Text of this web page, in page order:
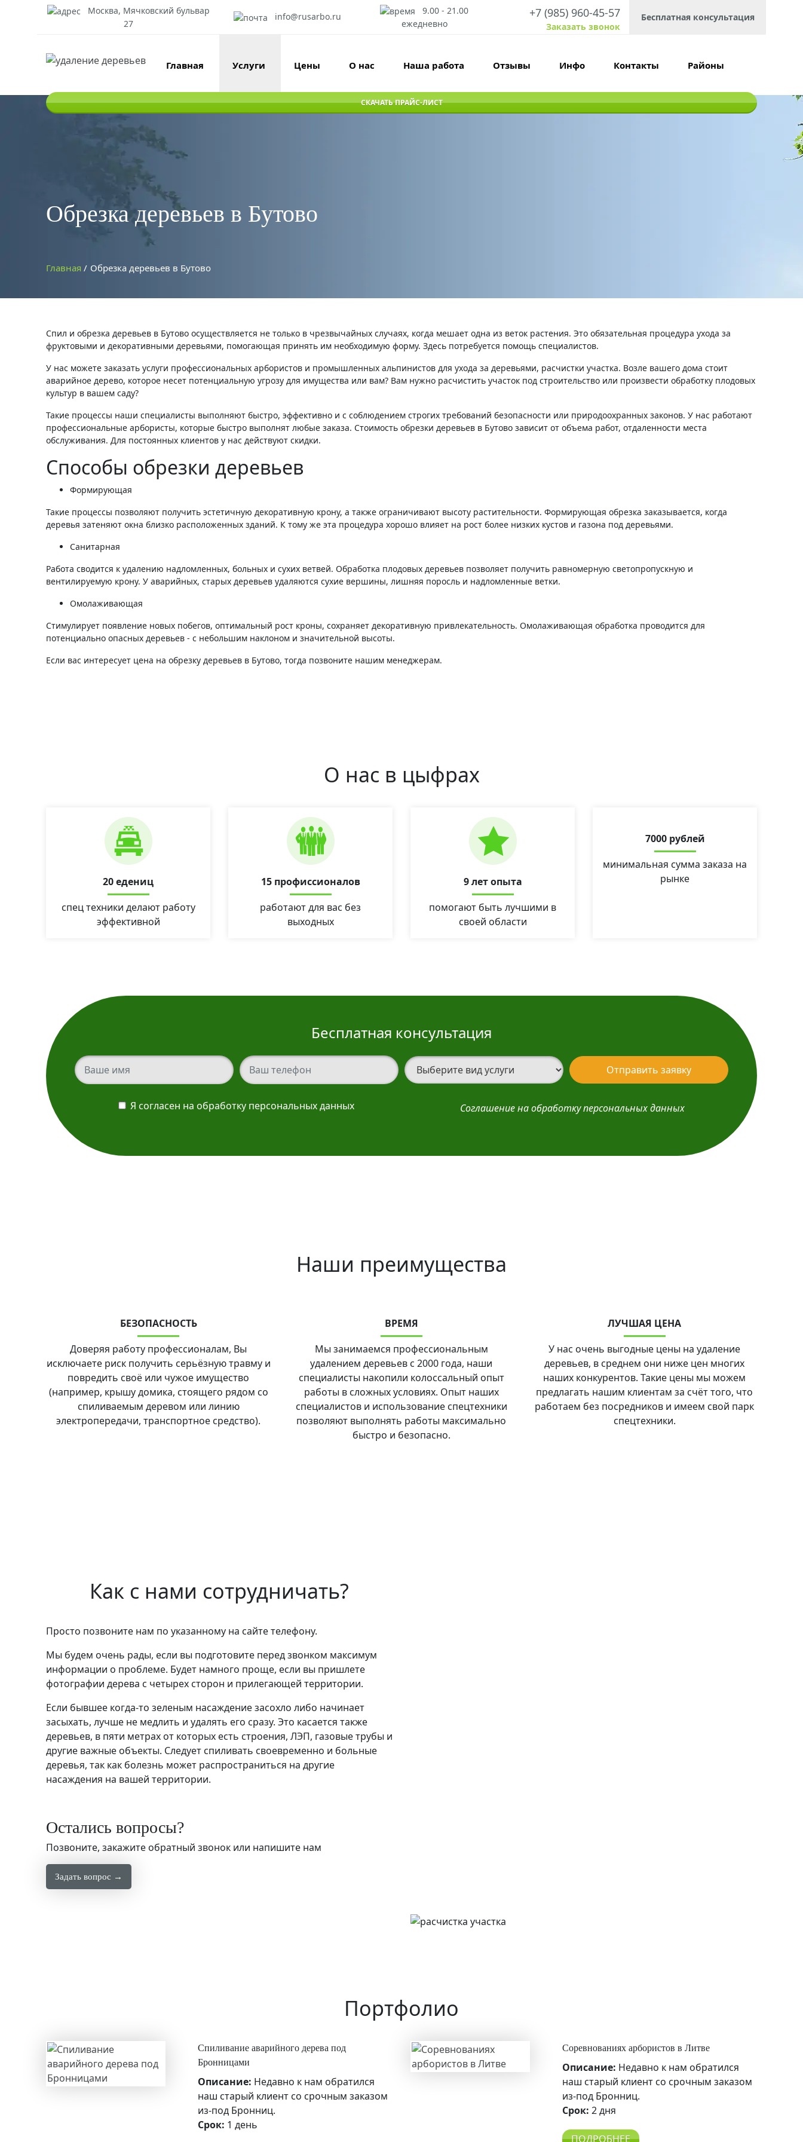
Москва, Мячковский бульвар
27
info@rusarbo.ru
9.00 - 21.00
ежедневно
+7 (985) 960-45-57
Заказать звонок
Бесплатная консультация
Главная Услуги Цены О нас Наша работа Отзывы Инфо Контакты Районы
СКАЧАТЬ ПРАЙС-ЛИСТ
Обрезка деревьев в Бутово
Главная Обрезка деревьев в Бутово
Спил и обрезка деревьев в Бутово осуществляется не только в чрезвычайных случаях, когда мешает одна из веток растения. Это обязательная процедура ухода за
фруктовыми и декоративными деревьями, помогающая принять им необходимую форму. Здесь потребуется помощь специалистов.
У нас можете заказать услуги профессиональных арбористов и промышленных альпинистов для ухода за деревьями, расчистки участка. Возле вашего дома стоит
аварийное дерево, которое несет потенциальную угрозу для имущества или вам? Вам нужно расчистить участок под строительство или произвести обработку плодовых
культур в вашем саду?
Такие процессы наши специалисты выполняют быстро, эффективно и с соблюдением строгих требований безопасности или природоохранных законов. У нас работают
профессиональные арбористы, которые быстро выполнят любые заказа. Стоимость обрезки деревьев в Бутово зависит от объема работ, отдаленности места
обслуживания. Для постоянных клиентов у нас действуют скидки.
Способы обрезки деревьев
Формирующая
Такие процессы позволяют получить эстетичную декоративную крону, а также ограничивают высоту растительности. Формирующая обрезка заказывается, когда
деревья затеняют окна близко расположенных зданий. К тому же эта процедура хорошо влияет на рост более низких кустов и газона под деревьями.
Санитарная
Работа сводится к удалению надломленных, больных и сухих ветвей. Обработка плодовых деревьев позволяет получить равномерную светопропускную и
вентилируемую крону. У аварийных, старых деревьев удаляются сухие вершины, лишняя поросль и надломленные ветки.
Омолаживающая
Стимулирует появление новых побегов, оптимальный рост кроны, сохраняет декоративную привлекательность. Омолаживающая обработка проводится для
потенциально опасных деревьев - с небольшим наклоном и значительной высоты.
Если вас интересует цена на обрезку деревьев в Бутово, тогда позвоните нашим менеджерам.
О нас в цыфрах
20 едениц
спец техники делают работу
эффективной
15 профиссионалов
работают для вас без
выходных
9 лет опыта
помогают быть лучшими в
своей области
7000 рублей
минимальная сумма заказа на
рынке
Бесплатная консультация
Ваш телефон Ваш телефон Вид услуги
Отправить заявку
Я согласен на обработку персональных данных Соглашение на обработку персональных данных
Наши преимущества
БЕЗОПАСНОСТЬ
Доверяя работу профессионалам, Вы
исключаете риск получить серьёзную травму и
повредить своё или чужое имущество
(например, крышу домика, стоящего рядом со
спиливаемым деревом или линию
электропередачи, транспортное средство).
ВРЕМЯ
Мы занимаемся профессиональным
удалением деревьев с 2000 года, наши
специалисты накопили колоссальный опыт
работы в сложных условиях. Опыт наших
специалистов и использование спецтехники
позволяют выполнять работы максимально
быстро и безопасно.
ЛУЧШАЯ ЦЕНА
У нас очень выгодные цены на удаление
деревьев, в среднем они ниже цен многих
наших конкурентов. Такие цены мы можем
предлагать нашим клиентам за счёт того, что
работаем без посредников и имеем свой парк
спецтехники.
Как с нами сотрудничать?
Просто позвоните нам по указанному на сайте телефону.
Мы будем очень рады, если вы подготовите перед звонком максимум
информации о проблеме. Будет намного проще, если вы пришлете
фотографии дерева с четырех сторон и прилегающей территории.
Если бывшее когда-то зеленым насаждение засохло либо начинает
засыхать, лучше не медлить и удалять его сразу. Это касается также
деревьев, в пяти метрах от которых есть строения, ЛЭП, газовые трубы и
другие важные объекты. Следует спиливать своевременно и больные
деревья, так как болезнь может распространиться на другие
насаждения на вашей территории.
Остались вопросы?
Позвоните, закажите обратный звонок или напишите нам
Задать вопрос →
Портфолио
Спиливание аварийного дерева под
Бронницами
Описание: Недавно к нам обратился
наш старый клиент со срочным заказом
из-под Бронниц.
Срок: 1 день
Соревнованиях арбористов в Литве
Описание: Недавно к нам обратился
наш старый клиент со срочным заказом
из-под Бронниц.
Срок: 2 дня
ПОДРОБНЕЕ